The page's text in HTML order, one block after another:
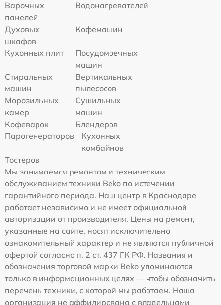
Варочных
панелей
Водонагревателей
Духовых
шкафов
Кофемашин
Кухонных плит
Посудомоечных
машин
Стиральных
машин
Вертикальных
пылесосов
Морозильных
камер
Сушильных
машин
Кофеварок
Блендеров
Парогенераторов
Кухонных
комбайнов
Тостеров
Мы занимаемся ремонтом и техническим
обслуживанием техники Beko по истечении
гарантийного периода. Наш центр в Краснодаре
работает независимо и не имеет официальной
авторизации от производителя. Цены на ремонт,
указанные на сайте, носят исключительно
ознакомительный характер и не являются публичной
офертой согласно п. 2 ст. 437 ГК РФ. Названия и
обозначения торговой марки Beko упоминаются
только в информационных целях — чтобы обозначить
перечень техники, с которой мы работаем. Наша
организация не аффилирована с владельцами